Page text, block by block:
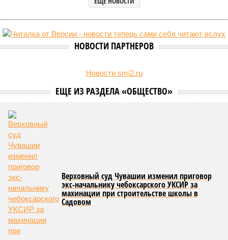
В Чувашской Республике последовательно реализуются меры,
направленные на повышение статуса и институциональное
развитие национальной борьбы на поясах керешу.
дисциплины в качестве приоритетной, но также утвердили
ведомственных знаков отличия, закрепив
атрибутов на уровне правительства субъекта. Согласно
обнародованным материалам, введены удостоверения и
нагрудные знаки мастера спорта Чувашии международного
класса по керешу, а также мастера спорта Чувашии.
Параллельно с этим разработана полная разрядная сетка
по керешу, охватывающая все ступени от третьего
юношеского разряда до уровня кандидата в мастера
спорта. Такая структура призвана обеспечить системность
в подготовке юных атлетов и создать чёткие ориентиры
для последовательного повышения их квалификации.
Керешу представляет собой традиционное единоборство,